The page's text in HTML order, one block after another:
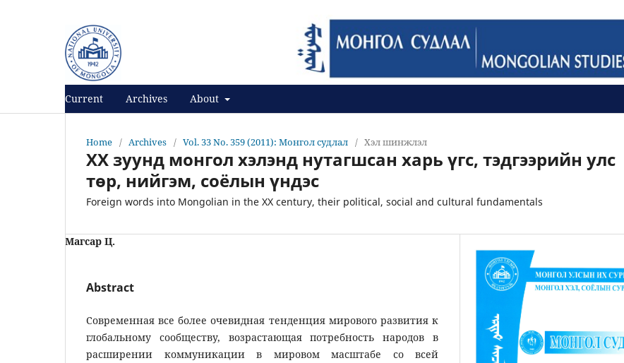
Current Archives About
Home / Archives / Vol. 33 No. 359 (2011): Монгол судлал / Хэл шинжлэл
ХХ зуунд монгол хэлэнд нутагшсан харь үгс, тэдгээрийн улс
төр, нийгэм, соёлын үндэс
Foreign words into Mongolian in the XX century, their political, social and cultural fundamentals
Магсар Ц.
Abstract
Современная все более очевидная тенденция мирового развития к
глобальному сообществу, возрастающая потребность народов в
расширении коммуникации в мировом масштабе со всей